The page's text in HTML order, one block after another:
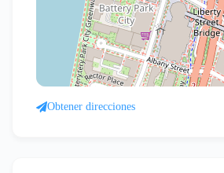
Obtener direcciones